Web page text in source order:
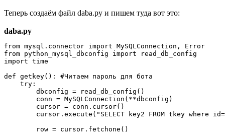
Теперь создаём файл daba.py и пишем туда вот это:
daba.py
from mysql.connector import MySQLConnection, Error
from python_mysql_dbconfig import read_db_config
import time
def getkey(): #Читаем пароль для бота
    try:
        dbconfig = read_db_config()
        conn = MySQLConnection(**dbconfig)
        cursor = conn.cursor()
cursor.execute("SELECT key2 FROM tkey where
        row = cursor.fetchone()